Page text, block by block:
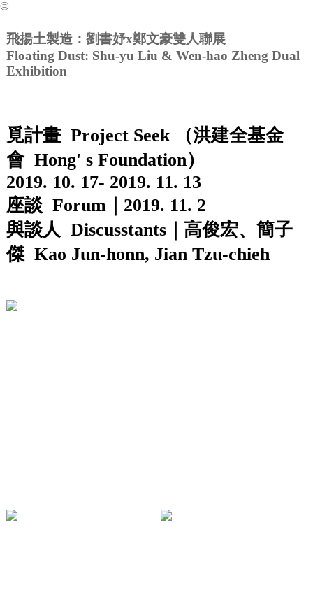
︎
飛揚土製造：劉書妤x鄭文豪雙人聯展
Floating Dust: Shu-yu Liu & Wen-hao Zheng Dual
Exhibition
覓計畫 Project Seek （洪建全基金
會 Hong' s Foundation）
2019. 10. 17- 2019. 11. 13
座談 Forum｜2019. 11. 2
與談人 Discusstants｜高俊宏、簡子
傑 Kao Jun-honn, Jian Tzu-chieh